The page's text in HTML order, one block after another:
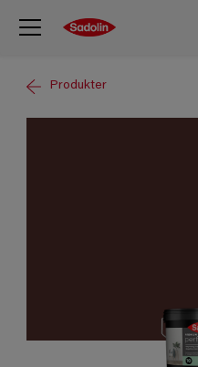
Produkter